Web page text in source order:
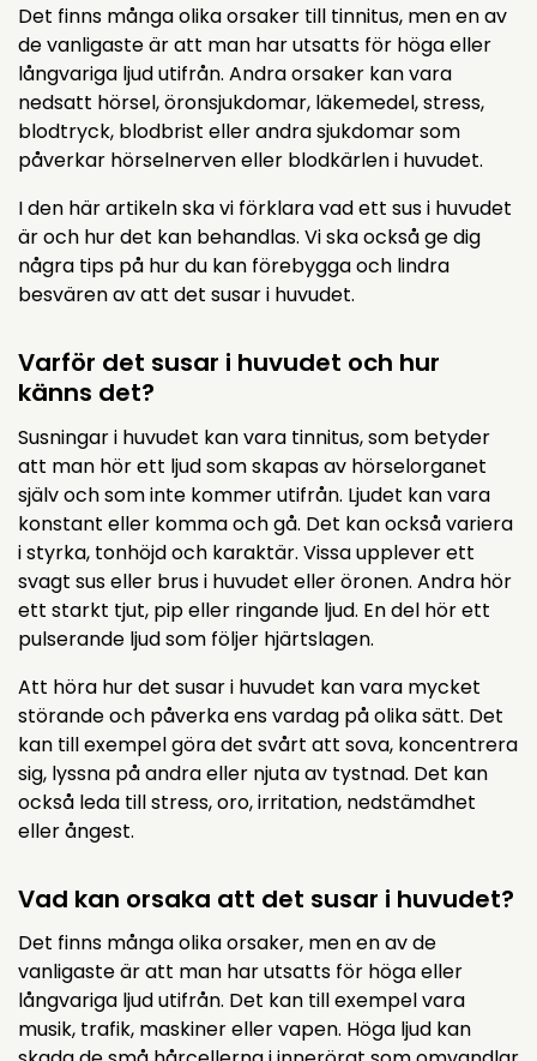
Det finns många olika orsaker till tinnitus, men en av
de vanligaste är att man har utsatts för höga eller
långvariga ljud utifrån. Andra orsaker kan vara
nedsatt hörsel, öronsjukdomar, läkemedel, stress,
blodtryck, blodbrist eller andra sjukdomar som
påverkar hörselnerven eller blodkärlen i huvudet.
I den här artikeln ska vi förklara vad ett sus i huvudet
är och hur det kan behandlas. Vi ska också ge dig
några tips på hur du kan förebygga och lindra
besvären av att det susar i huvudet.
Varför det susar i huvudet och hur
känns det?
Susningar i huvudet kan vara tinnitus, som betyder
att man hör ett ljud som skapas av hörselorganet
själv och som inte kommer utifrån. Ljudet kan vara
konstant eller komma och gå. Det kan också variera
i styrka, tonhöjd och karaktär. Vissa upplever ett
svagt sus eller brus i huvudet eller öronen. Andra hör
ett starkt tjut, pip eller ringande ljud. En del hör ett
pulserande ljud som följer hjärtslagen.
Att höra hur det susar i huvudet kan vara mycket
störande och påverka ens vardag på olika sätt. Det
kan till exempel göra det svårt att sova, koncentrera
sig, lyssna på andra eller njuta av tystnad. Det kan
också leda till stress, oro, irritation, nedstämdhet
eller ångest.
Vad kan orsaka att det susar i huvudet?
Det finns många olika orsaker, men en av de
vanligaste är att man har utsatts för höga eller
långvariga ljud utifrån. Det kan till exempel vara
musik, trafik, maskiner eller vapen. Höga ljud kan